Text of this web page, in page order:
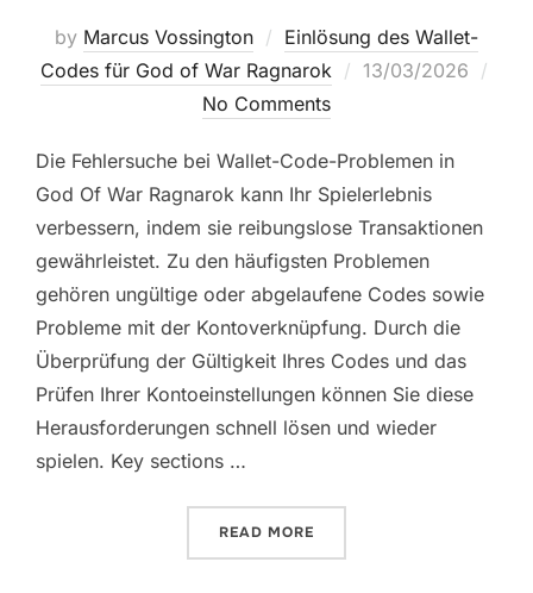
by Marcus Vossington
Einlösung des Wallet-
Codes für God of War Ragnarok
Posted
13/03/2026
No Comments
Die Fehlersuche bei Wallet-Code-Problemen in
God Of War Ragnarok kann Ihr Spielerlebnis
verbessern, indem sie reibungslose Transaktionen
gewährleistet. Zu den häufigsten Problemen
gehören ungültige oder abgelaufene Codes sowie
Probleme mit der Kontoverknüpfung. Durch die
Überprüfung der Gültigkeit Ihres Codes und das
Prüfen Ihrer Kontoeinstellungen können Sie diese
Herausforderungen schnell lösen und wieder
spielen. Key sections …
READ MORE